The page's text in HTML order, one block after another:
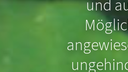
und
Wussten